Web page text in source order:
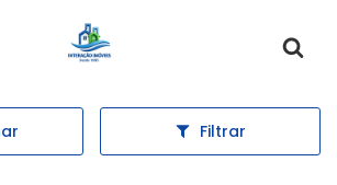
Página inicial
Filtrar